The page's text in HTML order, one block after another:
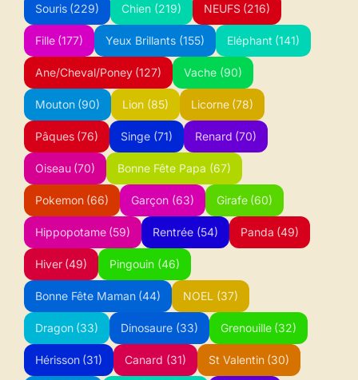
Souris (229) Chien (219) NEUFS (216)
Fille (177) Yeux Brillants (155) Eléphant (141)
Ane/Cheval/Poney (127) Vache (90)
Mouton (90) Lion (85) Licorne (78)
Pâques (76) Singe (71) Renard (70)
Oiseau (70) Bonne Fête Papa (67)
Pokemon (66) Garçon (63) Girafe (60)
Hippopotame (59) Rentrée (54) Panda (49)
Hiver (49) Pingouin (46)
Bonne Fête Maman (44) NOEL (37)
Dragon (33) Dinosaure (33) Grenouille (32)
Hérisson (31) Canard (31) St Valentin (30)